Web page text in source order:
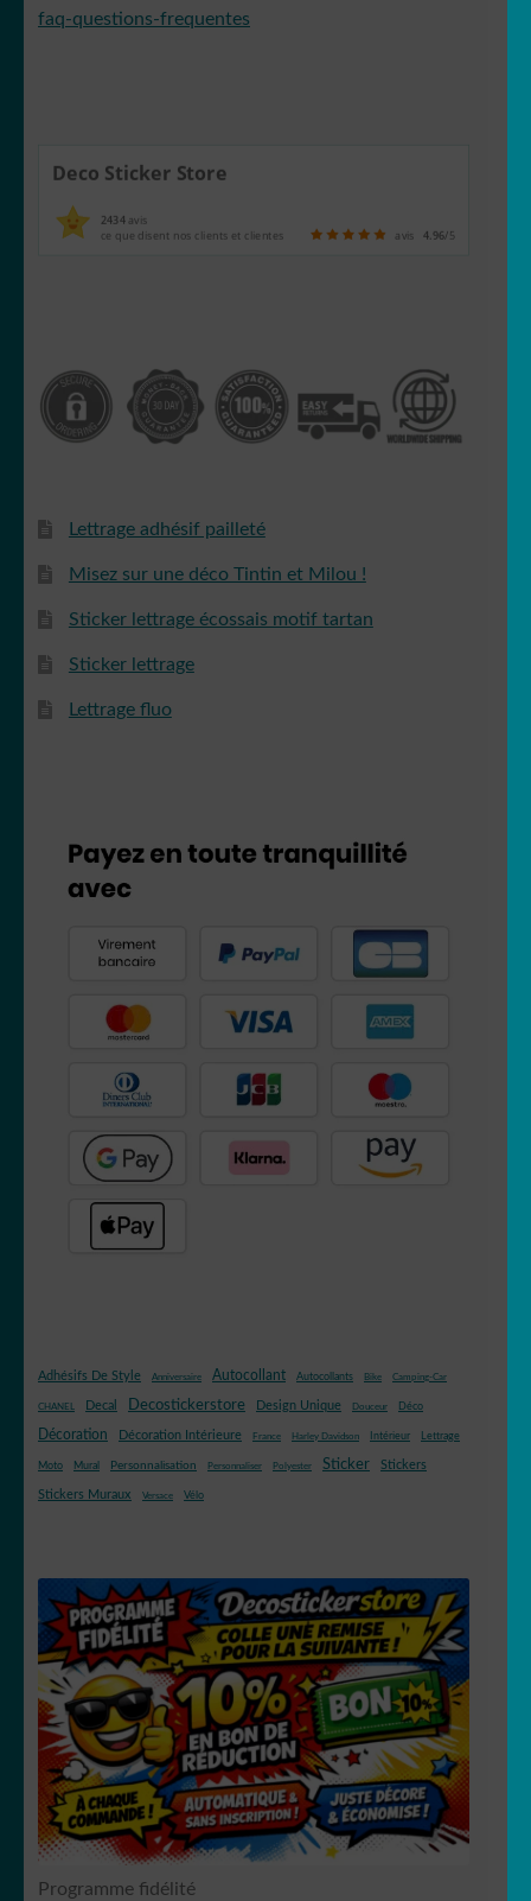
faq-questions-frequentes
Deco Sticker Store
2434avis
ce que disent nos clients et clientes
avis 4.96/5
Lettrage adhésif pailleté
Misez sur une déco Tintin et Milou !
Sticker lettrage écossais motif tartan
Sticker lettrage
Lettrage fluo
Adhésifs De Style Anniversaire Autocollant Autocollants Bike Camping-Car
CHANEL Decal Decostickerstore Design Unique Douceur Déco
Décoration Décoration Intérieure France Harley Davidson Intérieur Lettrage
Moto Mural Personnalisation Personnaliser Polyester Sticker Stickers
Stickers Muraux Versace Vélo
Programme fidélité